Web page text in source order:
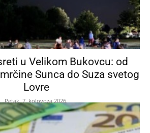
u Velikom Bukovcu: od
Sunca do Suza svetog
Lovre
Petak, 7. kolovoza 2026.